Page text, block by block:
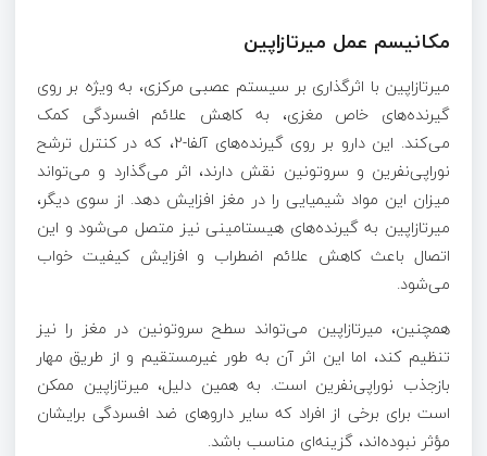
مکانیسم عمل میرتازاپین
میرتازاپین با اثرگذاری بر سیستم عصبی مرکزی، به ویژه بر روی
گیرنده‌های خاص مغزی، به کاهش علائم افسردگی کمک
می‌کند. این دارو بر روی گیرنده‌های آلفا-2، که در کنترل ترشح
نوراپی‌نفرین و سروتونین نقش دارند، اثر می‌گذارد و می‌تواند
میزان این مواد شیمیایی را در مغز افزایش دهد. از سوی دیگر،
میرتازاپین به گیرنده‌های هیستامینی نیز متصل می‌شود و این
اتصال باعث کاهش علائم اضطراب و افزایش کیفیت خواب
می‌شود.
همچنین، میرتازاپین می‌تواند سطح سروتونین در مغز را نیز
تنظیم کند، اما این اثر آن به طور غیرمستقیم و از طریق مهار
بازجذب نوراپی‌نفرین است. به همین دلیل، میرتازاپین ممکن
است برای برخی از افراد که سایر داروهای ضد افسردگی برایشان
مؤثر نبوده‌اند، گزینه‌ای مناسب باشد.